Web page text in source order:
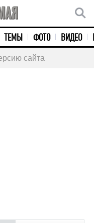
ТЕМЫ ФОТО ВИДЕО
сайта